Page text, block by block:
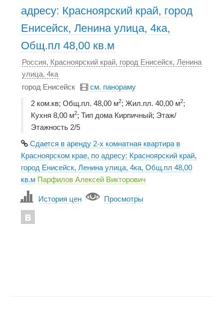
адресу: Красноярский край, город
Енисейск, Ленина улица, 4ка,
Общ.пл 48,00 кв.м
Россия, Красноярский край, город Енисейск, Ленина
улица, 4ка
город Енисейск
см. панораму
2 ком.кв; Общ.пл. 48,00 м2; Жил.пл. 40,00 м2;
Кухня 8,00 м2; Тип дома Кирпичный; Этаж/
Этажность 2/5
Сдается в аренду 2-х комнатная квартира в
Красноярском крае, по адресу: Красноярский край,
город Енисейск, Ленина улица, 4ка, Общ.пл 48,00
кв.м Парфилов Алексей Викторович
История цен Просмотры